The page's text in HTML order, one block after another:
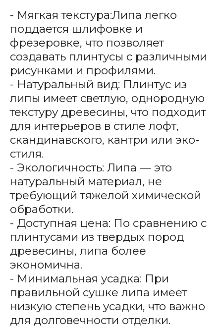
- Мягкая текстура:Липа легко
поддается шлифовке и
фрезеровке, что позволяет
создавать плинтусы с различными
рисунками и профилями.
- Натуральный вид: Плинтус из
липы имеет светлую, однородную
текстуру древесины, что подходит
для интерьеров в стиле лофт,
скандинавского, кантри или эко-
стиля.
- Экологичность: Липа — это
натуральный материал, не
требующий тяжелой химической
обработки.
- Доступная цена: По сравнению с
плинтусами из твердых пород
древесины, липа более
экономична.
- Минимальная усадка: При
правильной сушке липа имеет
низкую степень усадки, что важно
для долговечности отделки.